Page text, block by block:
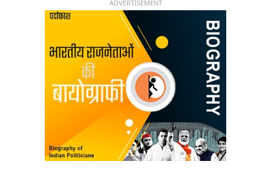
ADVERTISEMENT